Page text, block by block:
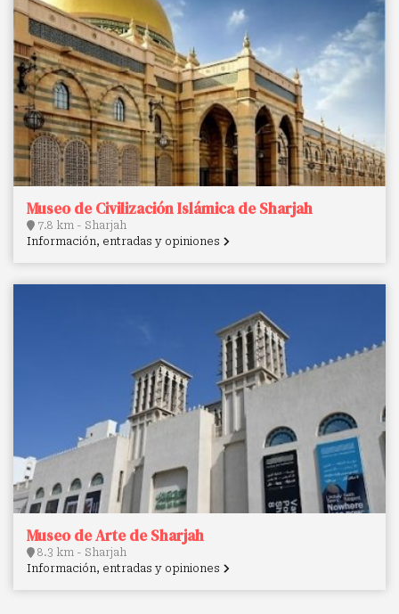
Museo de Civilización Islámica de Sharjah
7.8 km - Sharjah
Información, entradas y opiniones
Museo de Arte de Sharjah
8.3 km - Sharjah
Información, entradas y opiniones